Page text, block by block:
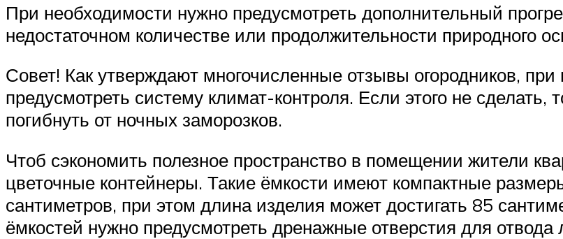
При необходимости нужно предусмотреть дополнительный
недостаточном количестве или продолжительности природного
Совет! Как утверждают многочисленные отзывы огородников,
предусмотреть систему климат-контроля. Если этого не
погибнуть от ночных заморозков.
Чтоб сэкономить полезное пространство в помещении жители
цветочные контейнеры. Такие ёмкости имеют компактные
сантиметров, при этом длина изделия может достигать 85
ёмкостей нужно предусмотреть дренажные отверстия для отвода